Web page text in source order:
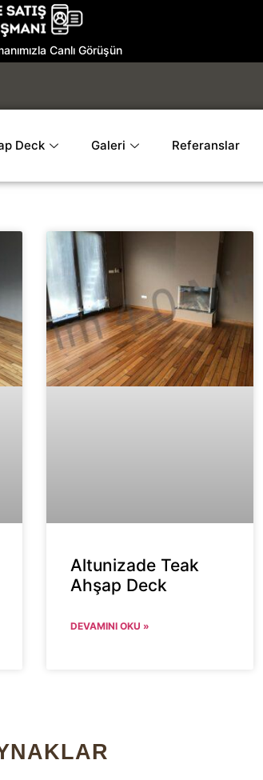
Canlı Görüşün
Deck Galeri Referanslar
Altunizade Teak
Ahşap Deck
DEVAMINI OKU »